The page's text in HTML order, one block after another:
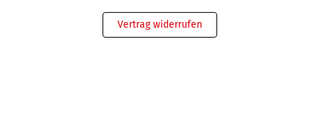
Vertrag widerrufen